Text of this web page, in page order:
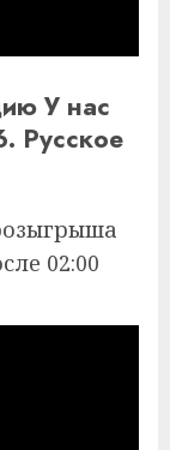
У нас
Русское
02:00